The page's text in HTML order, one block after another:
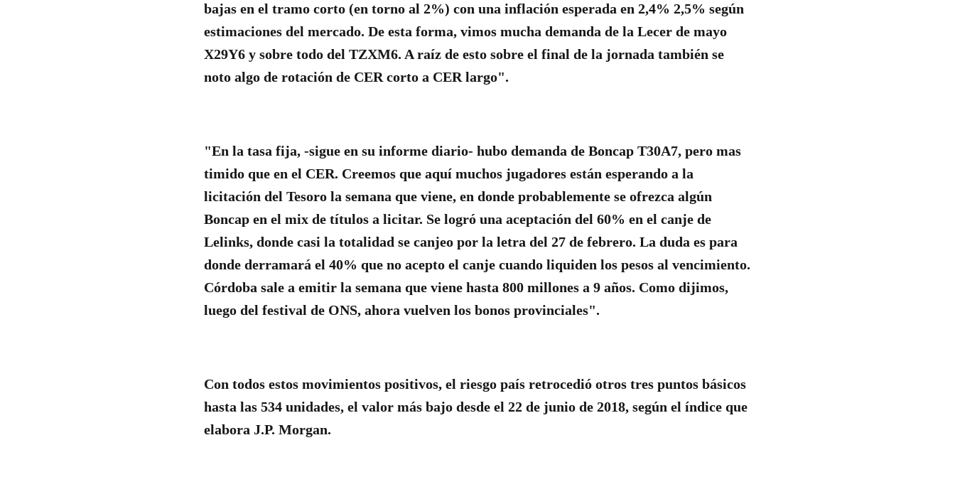
bajas en el tramo corto (en torno al 2%) con una inflación esperada en 2,4% 2,5% según
estimaciones del mercado. De esta forma, vimos mucha demanda de la Lecer de mayo
X29Y6 y sobre todo del TZXM6. A raíz de esto sobre el final de la jornada también se
noto algo de rotación de CER corto a CER largo".
"En la tasa fija, -sigue en su informe diario- hubo demanda de Boncap T30A7, pero mas
timido que en el CER. Creemos que aquí muchos jugadores están esperando a la
licitación del Tesoro la semana que viene, en donde probablemente se ofrezca algún
Boncap en el mix de títulos a licitar. Se logró una aceptación del 60% en el canje de
Lelinks, donde casi la totalidad se canjeo por la letra del 27 de febrero. La duda es para
donde derramará el 40% que no acepto el canje cuando liquiden los pesos al vencimiento.
Córdoba sale a emitir la semana que viene hasta 800 millones a 9 años. Como dijimos,
luego del festival de ONS, ahora vuelven los bonos provinciales".
Con todos estos movimientos positivos, el riesgo país retrocedió otros tres puntos básicos
hasta las 534 unidades, el valor más bajo desde el 22 de junio de 2018, según el índice que
elabora J.P. Morgan.